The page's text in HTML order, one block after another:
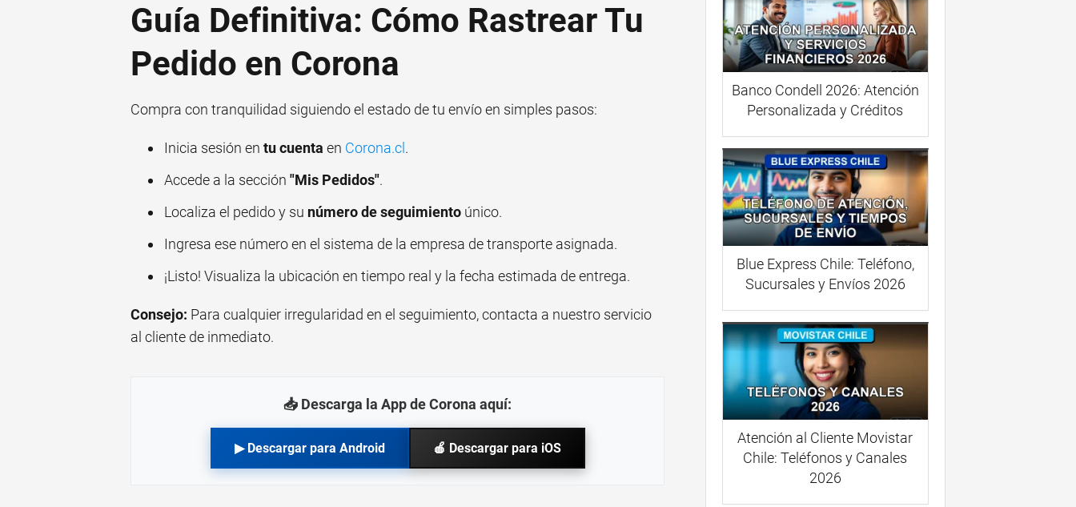
Guía Definitiva: Cómo Rastrear Tu
Pedido en Corona
Compra con tranquilidad siguiendo el estado de tu envío en simples pasos:
Inicia sesión en tu cuenta en Corona.cl .
Accede a la sección "Mis Pedidos".
Localiza el pedido y su número de seguimiento único.
Ingresa ese número en el sistema de la empresa de transporte asignada.
¡Listo! Visualiza la ubicación en tiempo real y la fecha estimada de entrega.
Consejo: Para cualquier irregularidad en el seguimiento, contacta a nuestro servicio
al cliente de inmediato.
📥 Descarga la App de Corona aquí:
▶ Descargar para Android 🍎 Descargar para iOS
Banco Condell 2026: Atención
Personalizada y Créditos
Blue Express Chile: Teléfono,
Sucursales y Envíos 2026
Atención al Cliente Movistar
Chile: Teléfonos y Canales
2026